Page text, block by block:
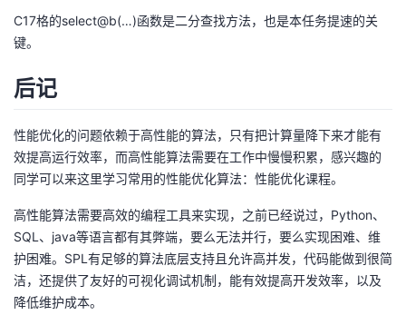
C17格的select@b(…)函数是二分查找方法，也是本任务提速的关
键。
后记
性能优化的问题依赖于高性能的算法，只有把计算量降下来才能有
效提高运行效率，而高性能算法需要在工作中慢慢积累，感兴趣的
同学可以来这里学习常用的性能优化算法： 性能优化课程。
高性能算法需要高效的编程工具来实现，之前已经说过，Python、
SQL、java等语言都有其弊端，要么无法并行，要么实现困难、维
护困难。SPL有足够的算法底层支持且允许高并发，代码能做到很简
洁，还提供了友好的可视化调试机制，能有效提高开发效率，以及
降低维护成本。